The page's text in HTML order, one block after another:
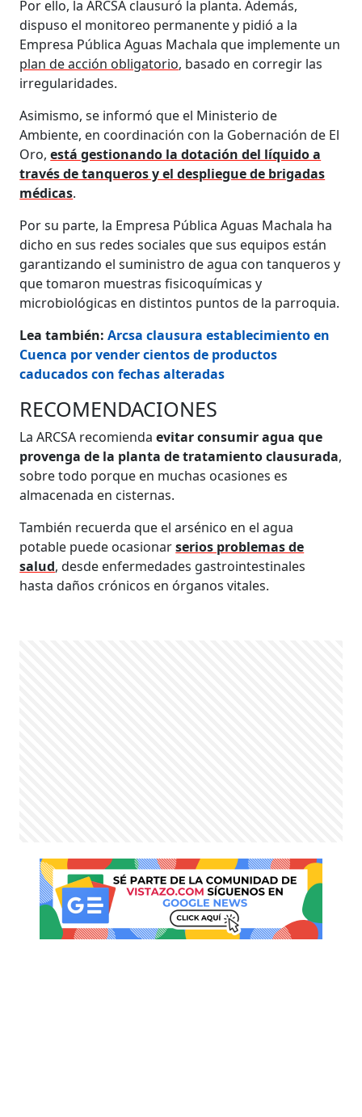
Por ello, la ARCSA clausuró la planta. Además,
dispuso el monitoreo permanente y pidió a la
Empresa Pública Aguas Machala que implemente un
plan de acción obligatorio, basado en corregir las
irregularidades.
Asimismo, se informó que el Ministerio de
Ambiente, en coordinación con la Gobernación de El
Oro,está gestionando la dotación del líquido a
través de tanqueros y el despliegue de brigadas
médicas.
Por su parte, la Empresa Pública Aguas Machala ha
dicho en sus redes sociales que sus equipos están
garantizando el suministro de agua con tanqueros y
que tomaron muestras fisicoquímicas y
microbiológicas en distintos puntos de la parroquia.
Lea también:Arcsa clausura establecimiento en
Cuenca por vender cientos de productos
caducados con fechas alteradas
RECOMENDACIONES
La ARCSA recomiendaevitar consumir agua que
provenga de la planta de tratamiento clausurada,
sobre todo porque en muchas ocasiones es
almacenada en cisternas.
También recuerda que el arsénico en el agua
potable puede ocasionarserios problemas de
salud, desde enfermedades gastrointestinales
hasta daños crónicos en órganos vitales.